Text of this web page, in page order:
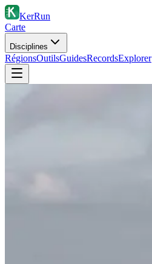
KerRun
Carte
Disciplines
RégionsOutilsGuidesRecordsExplorer